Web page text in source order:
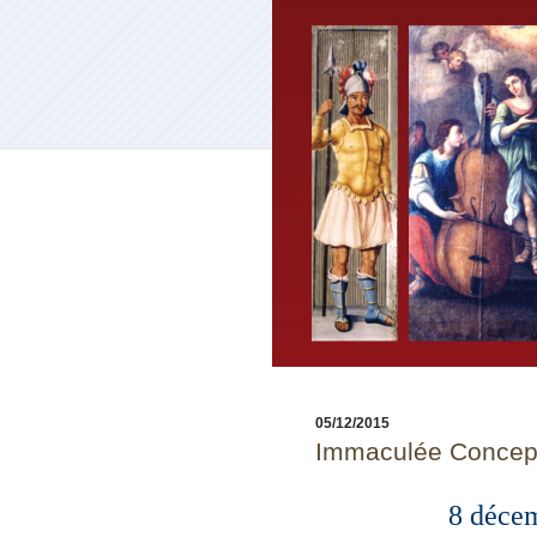
05/12/2015
Immaculée
8